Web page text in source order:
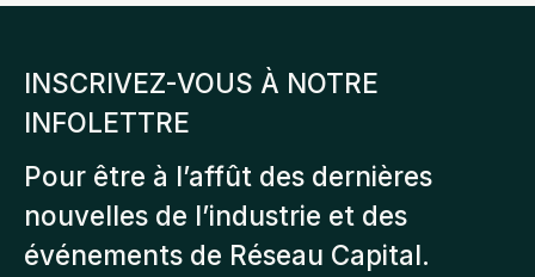
INSCRIVEZ-VOUS À NOTRE
INFOLETTRE
Pour être à l’affût des dernières
nouvelles de l’industrie et des
événements de Réseau Capital.